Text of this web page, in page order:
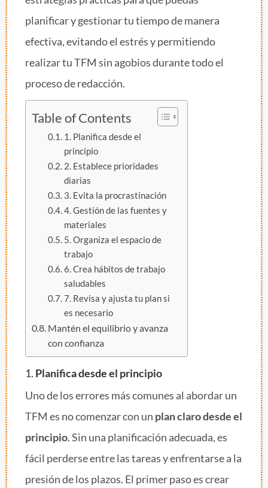
planificar y gestionar tu tiempo de manera
efectiva, evitando el estrés y permitiendo
realizar tu TFM sin agobios durante todo el
proceso de redacción.
Table of Contents
1. Planifica desde el
principio
2. Establece prioridades
diarias
3. Evita la procrastinación
4. Gestión de las fuentes y
materiales
5. Organiza el espacio de
trabajo
6. Crea hábitos de trabajo
saludables
7. Revisa y ajusta tu plan si
es necesario
Mantén el equilibrio y avanza
con confianza
1. Planifica desde el principio
Uno de los errores más comunes al abordar un
TFM es no comenzar con un plan claro desde el
principio. Sin una planificación adecuada, es
fácil perderse entre las tareas y enfrentarse a la
presión de los plazos. El primer paso es crear